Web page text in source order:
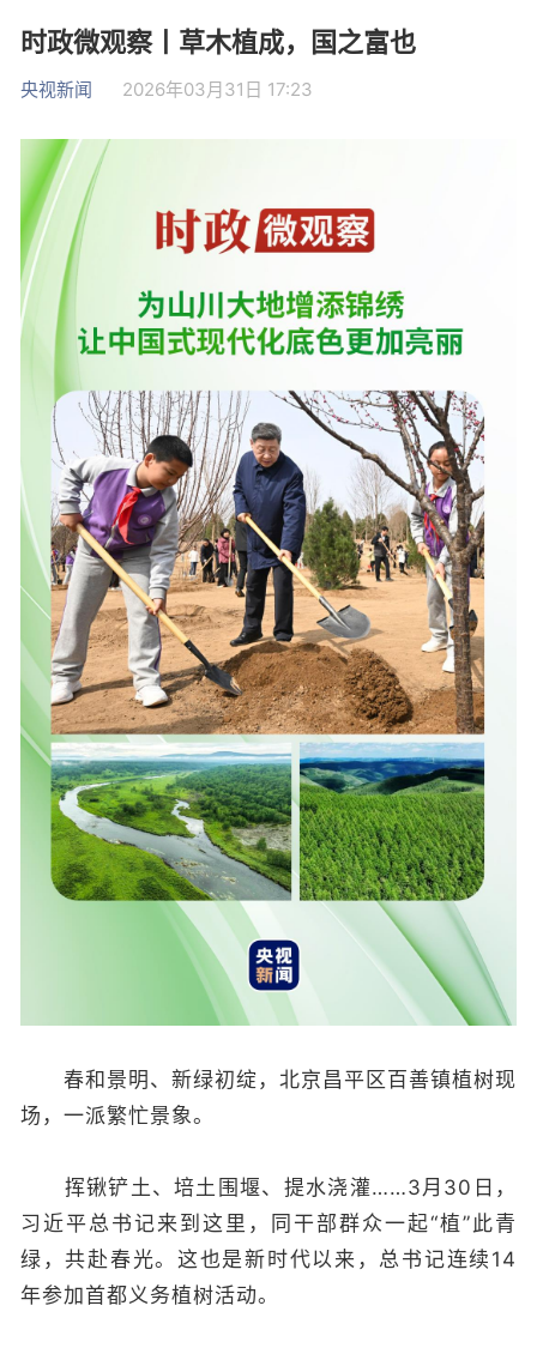
时政微观察丨草木植成，国之富也
央视新闻 2026年03月31日 17:23
春和景明、新绿初绽，北京昌平区百善镇植树现
场，一派繁忙景象。
挥锹铲土、培土围堰、提水浇灌……3月30日，
习近平总书记来到这里，同干部群众一起“植”此青
绿，共赴春光。这也是新时代以来，总书记连续14
年参加首都义务植树活动。